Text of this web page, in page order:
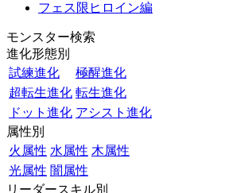
フェス限ヒロイン編
モンスター検索
進化形態別
試練進化
極醒進化
超転生進化 転生進化
ドット進化 アシスト進化
属性別
火属性 水属性 木属性
光属性 闇属性
リーダースキル別